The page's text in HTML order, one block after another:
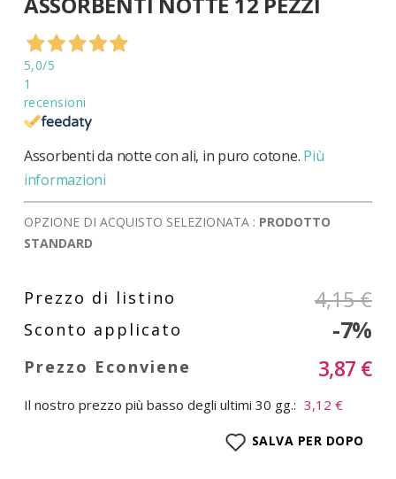
galleria
immagini
5,0/5
1
recensioni
Assorbenti da notte con ali, in puro cotone. Più
informazioni
OPZIONE DI ACQUISTO SELEZIONATA : PRODOTTO
STANDARD
4,15 €
-7%
3,87 €
Il nostro prezzo più basso degli ultimi 30 gg.: 3,12 €
SALVA PER DOPO